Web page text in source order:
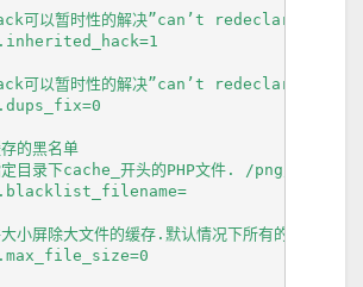
可以暂时性的解决”can’t redeclare
可以暂时性的解决”can’t redeclare
的黑名单
定目录下cache_开头的PHP文件. /png/
小屏除大文件的缓存.默认情况下所有的文件都会